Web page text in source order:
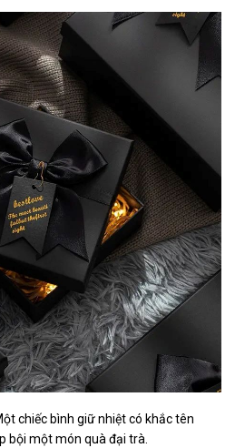
chiếc bình giữ nhiệt có khắc tên
bội một món quà đại trà.